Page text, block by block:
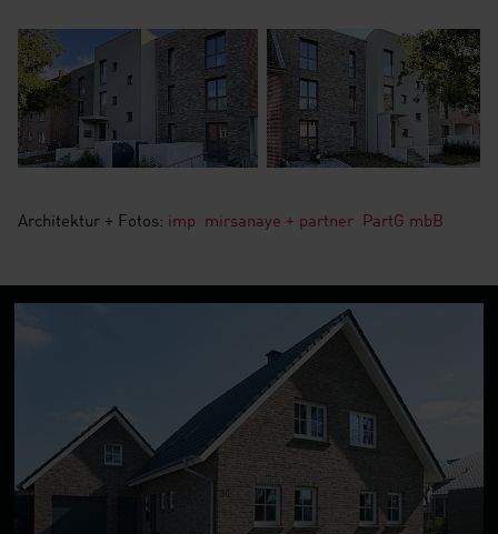
Architektur + Fotos: imp mirsanaye + partner PartG mbB